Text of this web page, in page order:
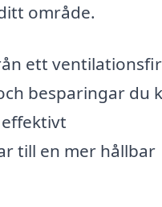
område.
ett
besparingar du
till en mer hållbar